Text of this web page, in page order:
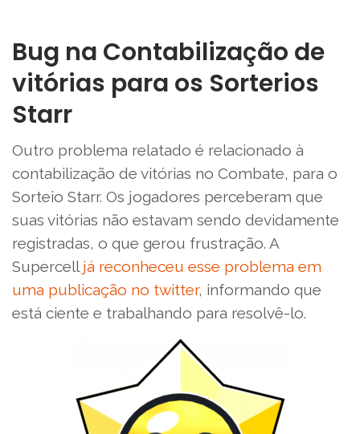
Bug na Contabilização de
vitórias para os Sorterios
Starr
Outro problema relatado é relacionado à
contabilização de vitórias no Combate, para o
Sorteio Starr. Os jogadores perceberam que
suas vitórias não estavam sendo devidamente
registradas, o que gerou frustração. A
Supercell já reconheceu esse problema em
uma publicação no twitter, informando que
está ciente e trabalhando para resolvê-lo.